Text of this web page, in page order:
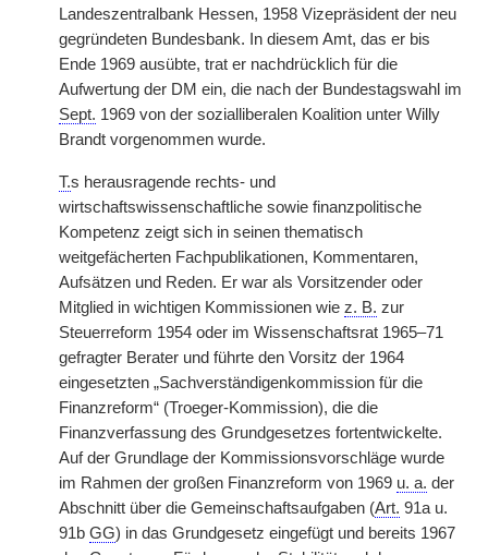
Landeszentralbank Hessen, 1958 Vizepräsident der neu
gegründeten Bundesbank. In diesem Amt, das er bis
Ende 1969 ausübte, trat er nachdrücklich für die
Aufwertung der DM ein, die nach der Bundestagswahl im
Sept. 1969 von der sozialliberalen Koalition unter Willy
Brandt vorgenommen wurde.
T.s herausragende rechts- und
wirtschaftswissenschaftliche sowie finanzpolitische
Kompetenz zeigt sich in seinen thematisch
weitgefächerten Fachpublikationen, Kommentaren,
Aufsätzen und Reden. Er war als Vorsitzender oder
Mitglied in wichtigen Kommissionen wie z. B. zur
Steuerreform 1954 oder im Wissenschaftsrat 1965–71
gefragter Berater und führte den Vorsitz der 1964
eingesetzten „Sachverständigenkommission für die
Finanzreform“ (Troeger-Kommission), die die
Finanzverfassung des Grundgesetzes fortentwickelte.
Auf der Grundlage der Kommissionsvorschläge wurde
im Rahmen der großen Finanzreform von 1969 u. a. der
Abschnitt über die Gemeinschaftsaufgaben (Art. 91a u.
91b GG) in das Grundgesetz eingefügt und bereits 1967